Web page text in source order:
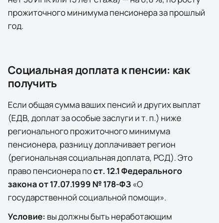
прожиточного минимума пенсионера за прошлый
год.
Социальная доплата к пенсии: как
получить
Если общая сумма ваших пенсий и других выплат
(ЕДВ, доплат за особые заслуги и т. п.) ниже
регионального прожиточного минимума
пенсионера, разницу доплачиваетрегион
(региональная социальная доплата, РСД). Это
право пенсионера пост. 12.1 Федерального
закона от 17.07.1999 № 178-ФЗ«О
государственной социальной помощи».
Условие: вы должны быть неработающим